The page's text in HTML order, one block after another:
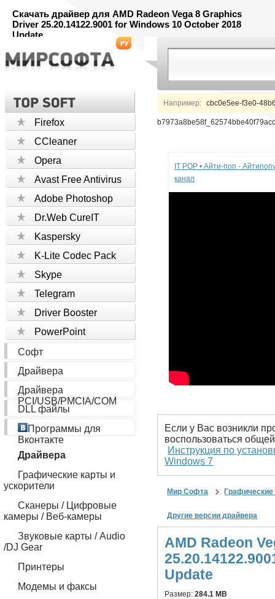
Скачать драйвер для AMD Radeon Vega 8 Graphics
Driver 25.20.14122.9001 for Windows 10 October 2018
Update
Например: cbc0e5ee-f3e0-
Firefox
CCleaner
Opera
Avast Free Antivirus
Adobe Photoshop
Dr.Web CureIT
Kaspersky
K-Lite Codec Pack
Skype
Telegram
Driver Booster
PowerPoint
Софт
Драйвера
Драйвера
PCI/USB/PMCIA/COM
DLL файлы
Программы для
Вконтакте
Драйвера
Графические карты и
ускорители
Сканеры / Цифровые
камеры / Веб-камеры
Звуковые карты / Audio
/DJ Gear
Принтеры
Модемы и факсы
IT POP • Айти-поп -
канал
Если у Вас возникли
воспользоваться
Инструкция по
Windows 7
Мир Софта Графические
Другие версии драйвера
AMD Radeon
Update
Размер:284.1 MB